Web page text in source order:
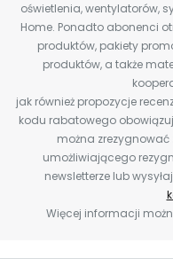
oświetlenia, wentylatorów,
Home. Ponadto abonenci
produktów, pakiety
produktów, a także
jak również propozycje
kodu rabatowego
można zrezygnować
umożliwiającego
newsletterze lub
Więcej informacji